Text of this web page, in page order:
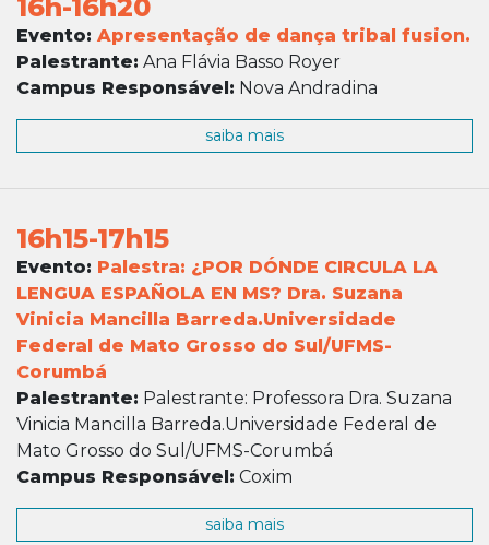
16h-16h20
Evento: Apresentação de dança tribal fusion.
Palestrante: Ana Flávia Basso Royer
Campus Responsável: Nova Andradina
saiba mais
16h15-17h15
Evento: Palestra: ¿POR DÓNDE CIRCULA LA
LENGUA ESPAÑOLA EN MS? Dra. Suzana
Vinicia Mancilla Barreda.Universidade
Federal de Mato Grosso do Sul/UFMS-
Corumbá
Palestrante: Palestrante: Professora Dra. Suzana
Vinicia Mancilla Barreda.Universidade Federal de
Mato Grosso do Sul/UFMS-Corumbá
Campus Responsável: Coxim
saiba mais